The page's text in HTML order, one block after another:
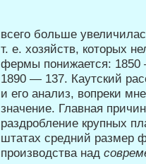
всего больше
т. е. хо­зяйств, которых
фермы понижа­ется:
1890 — 137. Каутский
и его анализ, вопреки
значение. Главная
раздробление крупных
штатах средний размер
производства над